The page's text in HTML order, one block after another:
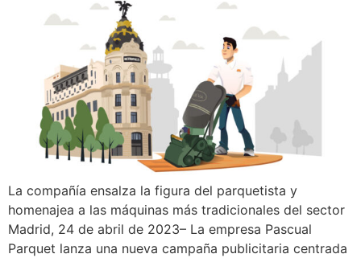
La compañía ensalza la figura del parquetista y
homenajea a las máquinas más tradicionales del sector
Madrid, 24 de abril de 2023– La empresa Pascual
Parquet lanza una nueva campaña publicitaria centrada